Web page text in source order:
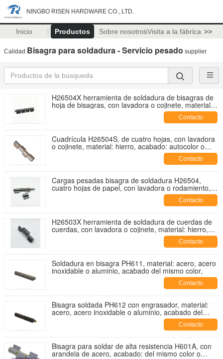
NINGBO RISEN HARDWARE CO., LTD.
Inicio Productos Sobre nosotrosVisita a la fábrica >>
Calidad Bisagra para soldadura - Servicio pesado supplier.
H26504X herramienta de soldadura de bisagras de
hoja de bisagras, con lavadora o cojinete, material:
hierro, acabado: autocolor o zincado Contacto
Cuadrícula H26504S, de cuatro hojas, con lavadora
o cojinete, material: hierro, acabado: autocolor o
Contacto
Cargas pesadas bisagra de soldadura H26504,
cuatro hojas de papel, con lavadora o rodamiento,
material: hierro, acabado: autocolor o zincado
Contacto
H26503X herramienta de soldadura de cuerdas de
cuerdas, con lavadora o cojinete, material: hierro,
Contacto
Soldadura en bisagra PH611, material: acero, acero
inoxidable o aluminio, acabado del mismo color,
Contacto
Bisagra soldada PH612 con engrasador, material:
acero, acero inoxidable o aluminio, acabado del
Contacto
Bisagra para soldar de alta resistencia H601A, con
arandela de acero, acabado: del mismo color o